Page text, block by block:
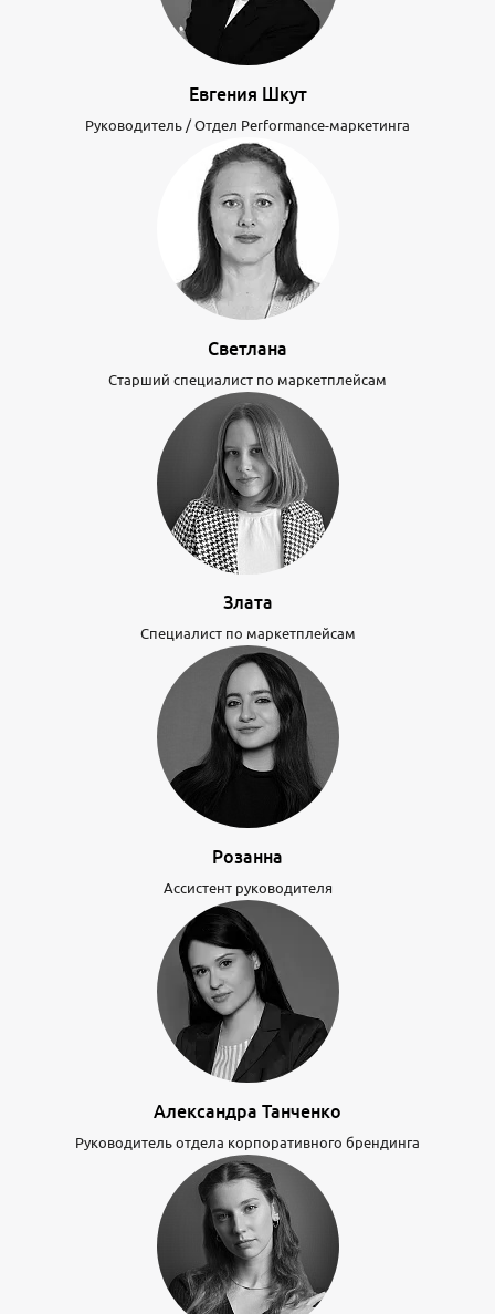
Евгения Шкут
Руководитель / Отдел Performance-маркетинга
Светлана
Старший специалист по маркетплейсам
Злата
Специалист по маркетплейсам
Розанна
Ассистент руководителя
Александра Танченко
Руководитель отдела корпоративного брендинга